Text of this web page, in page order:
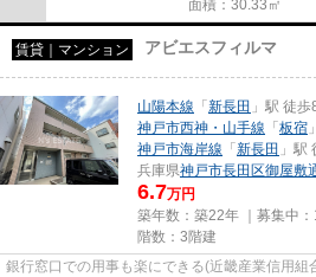
面積：30.33㎡
賃貸｜マンション アビエスフィルマ
山陽本線 「 新長田 」駅 徒歩
神戸市西神・山手線 「 板宿
神戸市海岸線 「 新長田 」駅
兵庫県神戸市長田区御屋敷
6.7万円
築年数：築22年 ｜募集中：
階数：3階建
銀行窓口での用事も楽にできる(近畿産業信用組